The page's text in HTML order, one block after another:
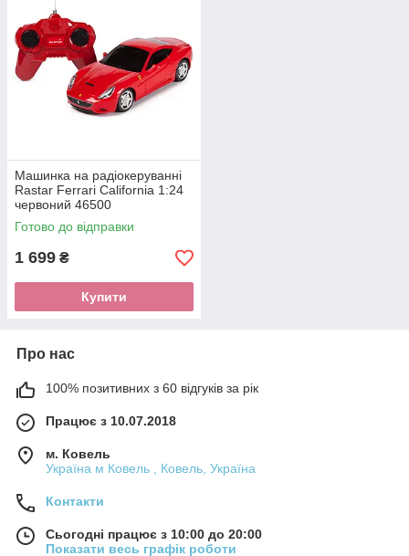
Машинка на радіокеруванні
Rastar Ferrari California 1:24
червоний 46500
Готово до відправки
1 699 ₴
Купити
Про нас
100% позитивних з 60 відгуків за рік
Працює з 10.07.2018
м. Ковель
Україна м Ковель , Ковель, Україна
Контакти
Сьогодні працює з 10:00 до 20:00
Показати весь графік роботи